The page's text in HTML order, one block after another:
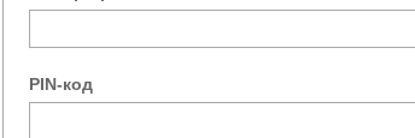
PIN-код